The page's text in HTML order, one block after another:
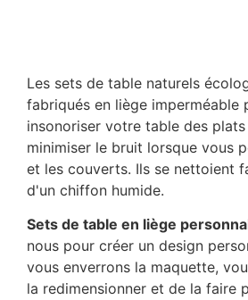
Les sets de table naturels
fabriqués en liège imperméable
insonoriser votre table des
minimiser le bruit lorsque vous
et les couverts. Ils se nettoient
d'un chiffon humide.
Sets de table en liège
nous pour créer un design
vous enverrons la maquette,
la redimensionner et de la faire